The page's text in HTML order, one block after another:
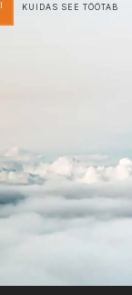
KUIDAS SEE TÖÖTAB